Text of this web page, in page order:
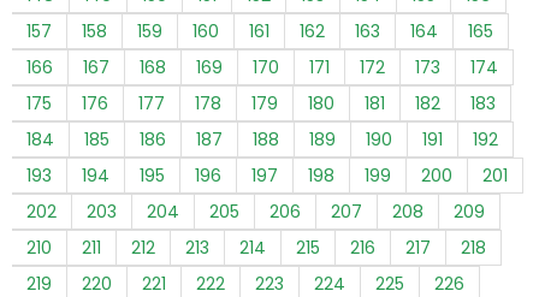
157
158 159 160 161 162 163 164
165
166
167 168 169 170 171 172 173
174
175
176 177 178 179 180 181 182
183
184
185 186 187 188 189 190 191
192
193
194 195 196 197 198 199 200
201
202
203 204 205 206 207 208
209
210
211 212 213 214 215 216 217
218
219
220 221 222 223 224 225
226